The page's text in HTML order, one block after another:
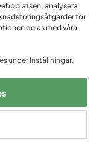
analysera
för
delas med våra
under Inställningar.